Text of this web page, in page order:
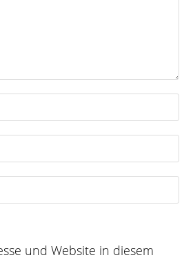
und Website in diesem